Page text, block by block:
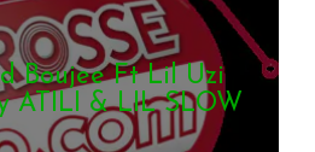
Cornell Campbell